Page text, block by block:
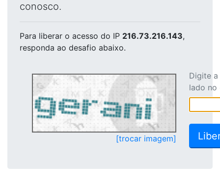
conosco.
Para liberar o acesso do IP 216.73.216.143,
responda ao desafio abaixo.
[trocar imagem]
Digite
lado no